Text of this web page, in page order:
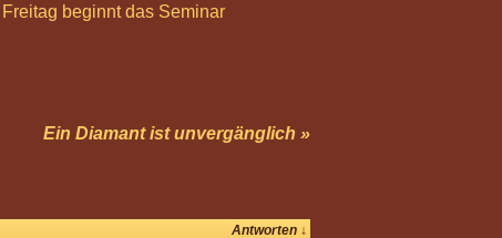
beginnt das Seminar
Ein Diamant ist unvergänglich »
Antworten ↓